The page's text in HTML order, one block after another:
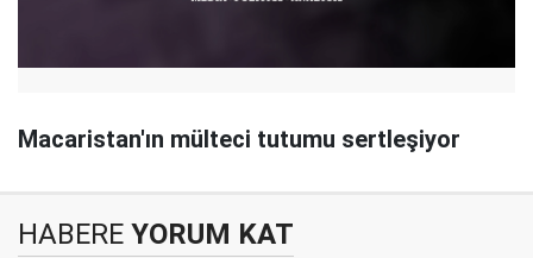
Macaristan'ın mülteci tutumu sertleşiyor
HABERE YORUM KAT